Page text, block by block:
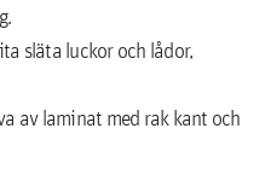
släta luckor och lådor,
av laminat med rak kant och